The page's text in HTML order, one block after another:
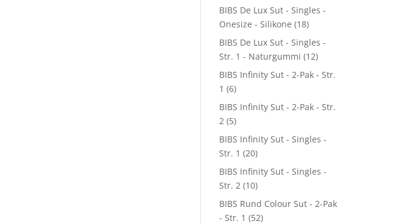
BIBS De Lux Sut - Singles -
Onesize - Silikone (18)
BIBS De Lux Sut - Singles -
Str. 1 - Naturgummi (12)
BIBS Infinity Sut - 2-Pak - Str.
1 (6)
BIBS Infinity Sut - 2-Pak - Str.
2 (5)
BIBS Infinity Sut - Singles -
Str. 1 (20)
BIBS Infinity Sut - Singles -
Str. 2 (10)
BIBS Rund Colour Sut - 2-Pak
- Str. 1 (52)